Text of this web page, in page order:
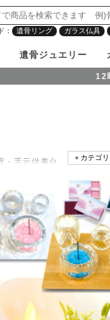
12
： 遺骨リング ガラス仏具
遺骨ジュエリー
・手元供養台
＋カテゴ